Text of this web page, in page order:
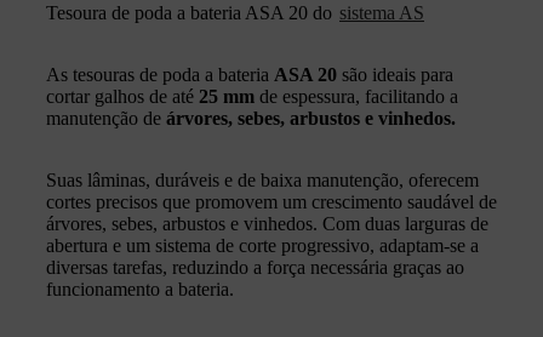
Tesoura de poda a bateria ASA 20 do sistema AS
As tesouras de poda a bateria ASA 20 são ideais para
cortar galhos de até 25 mm de espessura, facilitando a
manutenção de árvores, sebes, arbustos e vinhedos.
Suas lâminas, duráveis e de baixa manutenção, oferecem
cortes precisos que promovem um crescimento saudável de
árvores, sebes, arbustos e vinhedos. Com duas larguras de
abertura e um sistema de corte progressivo, adaptam-se a
diversas tarefas, reduzindo a força necessária graças ao
funcionamento a bateria.